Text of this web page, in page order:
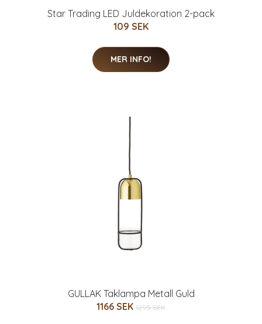
Star Trading LED Juldekoration 2-pack
109 SEK
MER INFO!
GULLAK Taklampa Metall Guld
1166 SEK 1295 SEK